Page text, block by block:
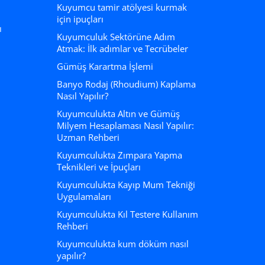
Kuyumcu tamir atölyesi kurmak
için ipuçları
Kuyumculuk Sektörüne Adım
Atmak: İlk adımlar ve Tecrübeler
Gümüş Karartma İşlemi
Banyo Rodaj (Rhoudium) Kaplama
Nasıl Yapılır?
Kuyumculukta Altın ve Gümüş
Milyem Hesaplaması Nasıl Yapılır:
Uzman Rehberi
Kuyumculukta Zımpara Yapma
Teknikleri ve İpuçları
Kuyumculukta Kayıp Mum Tekniği
Uygulamaları
Kuyumculukta Kıl Testere Kullanım
Rehberi
Kuyumculukta kum döküm nasıl
yapılır?